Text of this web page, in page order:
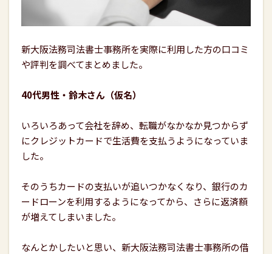
新大阪法務司法書士事務所を実際に利用した方の口コミ
や評判を調べてまとめました。
40代男性・鈴木さん（仮名）
いろいろあって会社を辞め、転職がなかなか見つからず
にクレジットカードで生活費を支払うようになっていま
した。
そのうちカードの支払いが追いつかなくなり、銀行のカ
ードローンを利用するようになってから、さらに返済額
が増えてしまいました。
なんとかしたいと思い、新大阪法務司法書士事務所の借